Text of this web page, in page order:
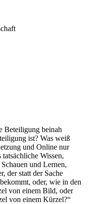
Beteiligung beinah
ist? Was weiß
und Online nur
tatsächliche Wissen,
und Lernen,
der statt der Sache
oder, wie in den
von einem Bild, oder
von einem Kürzel?“